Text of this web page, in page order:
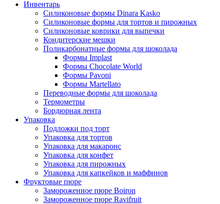
Инвентарь
Силиконовые формы Dinara Kasko
Силиконовые формы для тортов и пирожных
Силиконовые коврики для выпечки
Кондитерские мешки
Поликарбонатные формы для шоколада
Формы Implast
Формы Chocolate World
Формы Pavoni
Формы Martellato
Переводные формы для шоколада
Термометры
Бордюрная лента
Упаковка
Подложки под торт
Упаковка для тортов
Упаковка для макаронс
Упаковка для конфет
Упаковка для пирожных
Упаковка для капкейков и маффинов
Фруктовые пюре
Замороженное пюре Boiron
Замороженное пюре Ravifruit